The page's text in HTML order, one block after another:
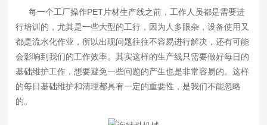
联系
还有可能会影响到我们的工作效率。其实这样的生产线只需
要做好每日的基础维护工作，想要避免一些问题的产生也是
非常容易的。这样的每日基础维护和清理都具有一定的重要
性，是我们不能忽略的。
每一个工厂操作PET片材生产线之前，工作人员都是需要进
行培训的，尤其是一些大型的工行，因为人多眼杂，设备使用又
都是流水化作业，所以出现问题往往不容易进行解决，还有可能
会影响到我们的工作效率。其实这样的生产线只需要做好每日的
基础维护工作，想要避免一些问题的产生也是非常容易的。这样
的每日基础维护和清理都具有一定的重要性，是我们不能忽略
的。